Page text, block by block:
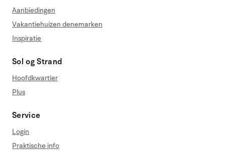
Aanbiedingen
Vakantiehuizen denemarken
Inspiratie
Sol og Strand
Hoofdkwartier
Plus
Service
Login
Praktische info